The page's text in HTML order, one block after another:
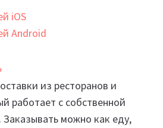
iOS
Android
из ресторанов и
работает с собственной
Заказывать можно как еду,